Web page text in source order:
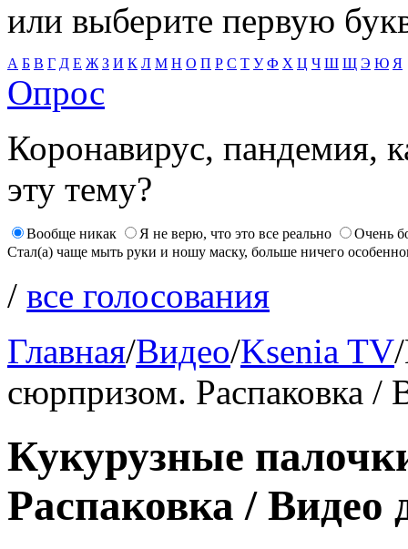
или выберите первую
А Б В Г Д Е Ж З И К Л М Н О П Р С Т У Ф Х Ц Ч Ш Щ Э Ю Я
Опрос
Коронавирус, пандемия,
эту тему?
Вообще никак Я не верю, что это все реально
Очень
Стал(а) чаще мыть руки и ношу маску, больше ничего
/ все голосования
Главная/Видео/Ksenia TV/
сюрпризом. Распаковка /
Кукурузные
Распаковка / Видео